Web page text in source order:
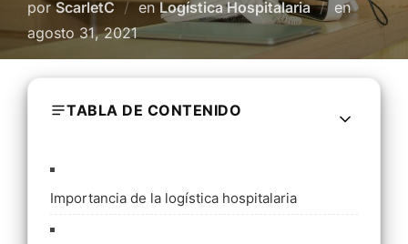
porScarletC enLogística Hospitalaria en
agosto 31, 2021
TABLA DE CONTENIDO
Importancia de la logística hospitalaria